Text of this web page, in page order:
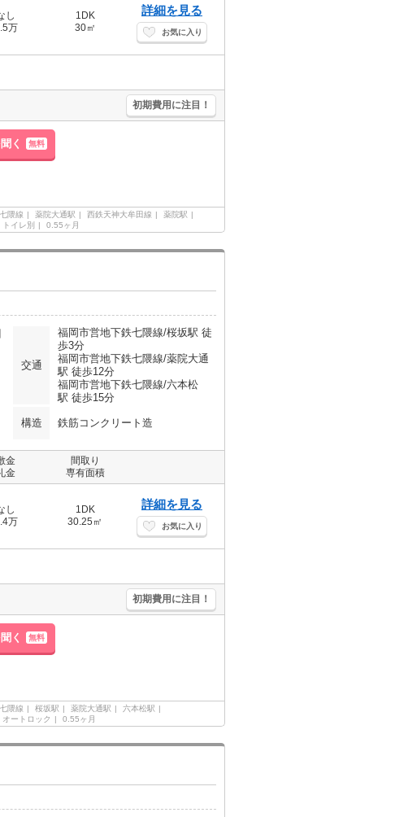
し
万
1DK
30㎡
詳細を見る
お気に入り
初期費用に注目！
く 無料
隈線 薬院大通駅 西鉄天神大牟田線
薬院駅
トイレ別 0.55ヶ月
交通
福岡市営地下鉄七隈線/桜坂駅 徒
歩3分
福岡市営地下鉄七隈線/薬院大通
駅 徒歩12分
福岡市営地下鉄七隈線/六本松
駅 徒歩15分
構造 鉄筋コンクリート造
金
金
間取り
専有面積
し
万
1DK
30.25㎡
詳細を見る
お気に入り
初期費用に注目！
く 無料
隈線 桜坂駅 薬院大通駅
六本松駅
オートロック 0.55ヶ月